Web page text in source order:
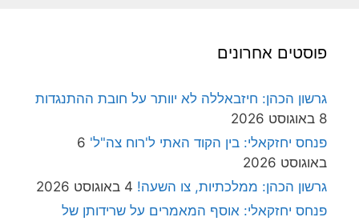
פוסטים אחרונים
גרשון הכהן: חיזבאללה לא יוותר על חובת ההתנגדות
8 באוגוסט 2026
פנחס יחזקאלי: בין הקוד האתי ל'רוח צה"ל' 6
באוגוסט 2026
גרשון הכהן: ממלכתיות, צו השעה! 4 באוגוסט 2026
פנחס יחזקאלי: אוסף המאמרים על שרידותן של